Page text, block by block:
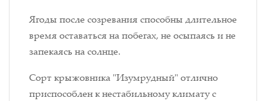
Ягоды после созревания способны длительное
время оставаться на побегах, не осыпаясь и не
запекаясь на солнце.
Сорт крыжовника "Изумрудный" отлично
приспособлен к нестабильному климату с